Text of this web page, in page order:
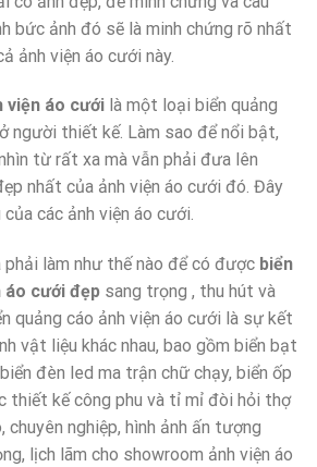
bức ảnh đó sẽ là minh chứng rõ nhất
ảnh viện áo cưới này.
viện áo cưới là một loại biển quảng
người thiết kế. Làm sao để nổi bật,
từ rất xa mà vẫn phải đưa lên
nhất của ảnh viện áo cưới đó. Đây
các ảnh viện áo cưới.
làm như thế nào để có được biển
áo cưới đẹp sang trọng , thu hút và
quảng cáo ảnh viện áo cưới là sự kết
vật liệu khác nhau, bao gồm biển bạt
đèn led ma trận chữ chạy, biển ốp
thiết kế công phu và tỉ mỉ đòi hỏi thợ
chuyên nghiệp, hình ảnh ấn tượng
lịch lãm cho showroom ảnh viện áo